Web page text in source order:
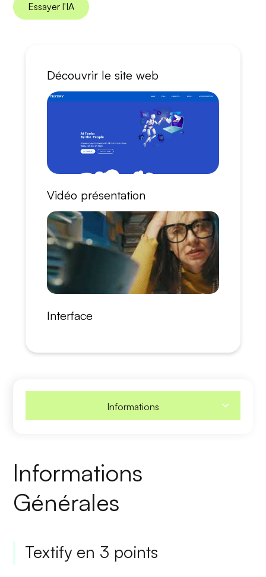
Essayer l'IA
Découvrir le site web
Vidéo présentation
Interface
Informations
Informations
Générales
Textify en 3 points